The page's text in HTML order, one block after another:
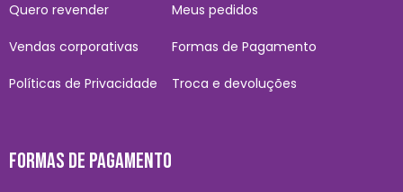
Quero revender
Vendas corporativas
Políticas de Privacidade
Meus pedidos
Formas de Pagamento
Troca e devoluções
FORMAS DE PAGAMENTO